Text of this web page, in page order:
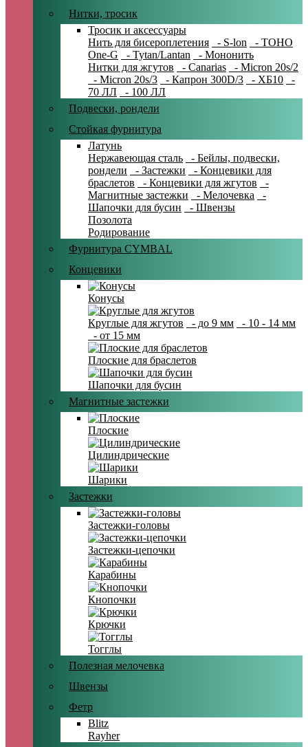
Нитки, тросик
Тросик и аксессуары
Нить для бисероплетения
- S-lon
- TOHO
One-G
- Tytan/Lantan
- Мононить
Нитки для жгутов
- Canarias
- Micron 20s/2
- Micron 20s/3
- Капрон 300D/3 - ХБ10
-
70 ЛЛ
- 100 ЛЛ
Подвески, рондели
Стойкая фурнитура
Латунь
Нержавеющая сталь
- Бейлы, подвески,
рондели
- Застежки
- Концевики для
браслетов
- Концевики для жгутов
-
Магнитные застежки
- Мелочевка
-
Шапочки для бусин
- Швензы
Позолота
Родирование
Фурнитура CYMBAL
Концевики
Конусы
Круглые для жгутов - до 9 мм
- 10 - 14 мм
- от 15 мм
Плоские для браслетов
Шапочки для бусин
Магнитные застежки
Плоские
Цилиндрические
Шарики
Застежки
Застежки-головы
Застежки-цепочки
Карабины
Кнопочки
Крючки
Тогглы
Полезная мелочевка
Швензы
Фетр
Blitz
Rayher